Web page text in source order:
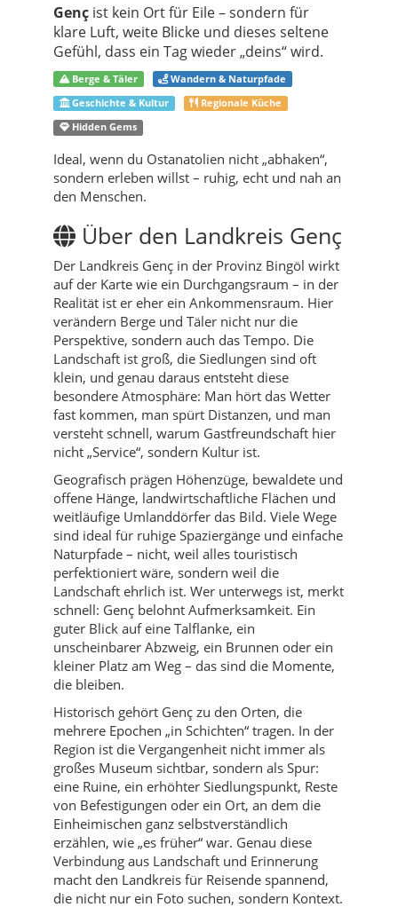
Genç ist kein Ort für Eile – sondern für
klare Luft, weite Blicke und dieses seltene
Gefühl, dass ein Tag wieder „deins“ wird.
Berge & Täler
Wandern & Naturpfade
Geschichte & Kultur
Regionale Küche
Hidden Gems
Ideal, wenn du Ostanatolien nicht „abhaken“,
sondern erleben willst – ruhig, echt und nah an
den Menschen.
Über den Landkreis Genç
Der Landkreis Genç in der Provinz Bingöl wirkt
auf der Karte wie ein Durchgangsraum – in der
Realität ist er eher ein Ankommensraum. Hier
verändern Berge und Täler nicht nur die
Perspektive, sondern auch das Tempo. Die
Landschaft ist groß, die Siedlungen sind oft
klein, und genau daraus entsteht diese
besondere Atmosphäre: Man hört das Wetter
fast kommen, man spürt Distanzen, und man
versteht schnell, warum Gastfreundschaft hier
nicht „Service“, sondern Kultur ist.
Geografisch prägen Höhenzüge, bewaldete und
offene Hänge, landwirtschaftliche Flächen und
weitläufige Umlanddörfer das Bild. Viele Wege
sind ideal für ruhige Spaziergänge und einfache
Naturpfade – nicht, weil alles touristisch
perfektioniert wäre, sondern weil die
Landschaft ehrlich ist. Wer unterwegs ist, merkt
schnell: Genç belohnt Aufmerksamkeit. Ein
guter Blick auf eine Talflanke, ein
unscheinbarer Abzweig, ein Brunnen oder ein
kleiner Platz am Weg – das sind die Momente,
die bleiben.
Historisch gehört Genç zu den Orten, die
mehrere Epochen „in Schichten“ tragen. In der
Region ist die Vergangenheit nicht immer als
großes Museum sichtbar, sondern als Spur:
eine Ruine, ein erhöhter Siedlungspunkt, Reste
von Befestigungen oder ein Ort, an dem die
Einheimischen ganz selbstverständlich
erzählen, wie „es früher“ war. Genau diese
Verbindung aus Landschaft und Erinnerung
macht den Landkreis für Reisende spannend,
die nicht nur ein Foto suchen, sondern Kontext.